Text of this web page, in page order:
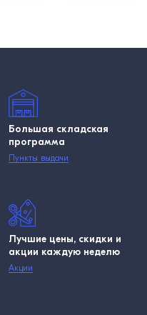
Большая складская
программа
Пункты выдачи
Лучшие цены, скидки и
акции каждую неделю
Акции